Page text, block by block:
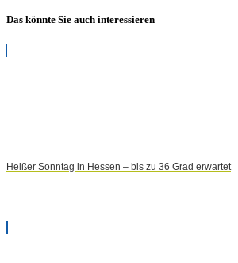
Das könnte Sie auch interessieren
Heißer Sonntag in Hessen – bis zu 36 Grad erwartet